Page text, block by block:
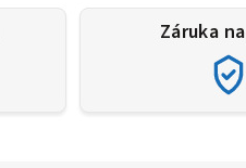
Záruka